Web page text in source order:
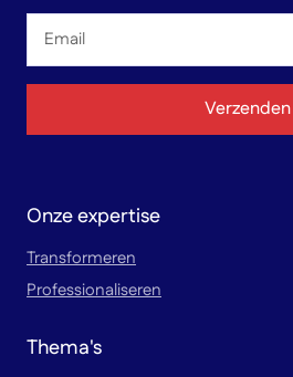
Email
Verzenden
Onze expertise
Transformeren
Professionaliseren
Thema's